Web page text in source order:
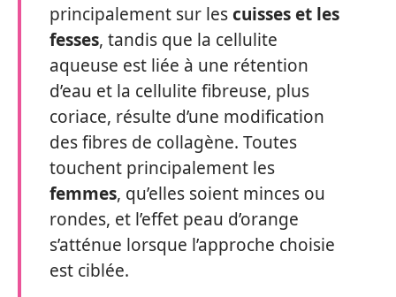
principalement sur lescuisses et les
fesses, tandis que la cellulite
aqueuse est liée à une rétention
d’eau et la cellulite fibreuse, plus
coriace, résulte d’une modification
des fibres de collagène. Toutes
touchent principalement les
femmes, qu’elles soient minces ou
rondes, et l’effet peau d’orange
s’atténue lorsque l’approche choisie
est ciblée.